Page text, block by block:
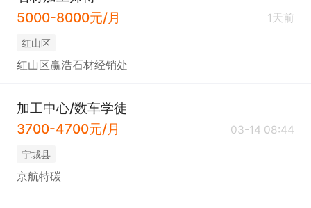
5000-8000元/月
1天前
红山区
红山区赢浩石材经销处
加工中心/数车学徒
3700-4700元/月
03-14 08:44
宁城县
京航特碳